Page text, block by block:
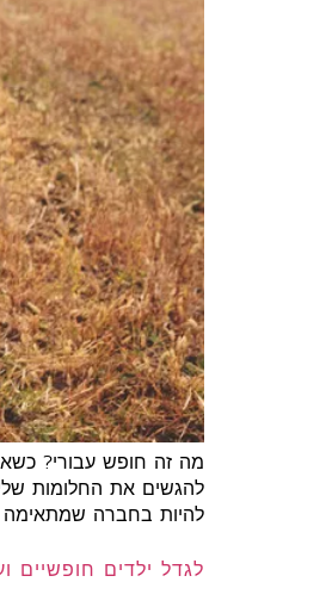
מה זה חופש עבורי?
להגשים את החלומות
להיות בחברה שמתאימה
לגדל ילדים חופשיים